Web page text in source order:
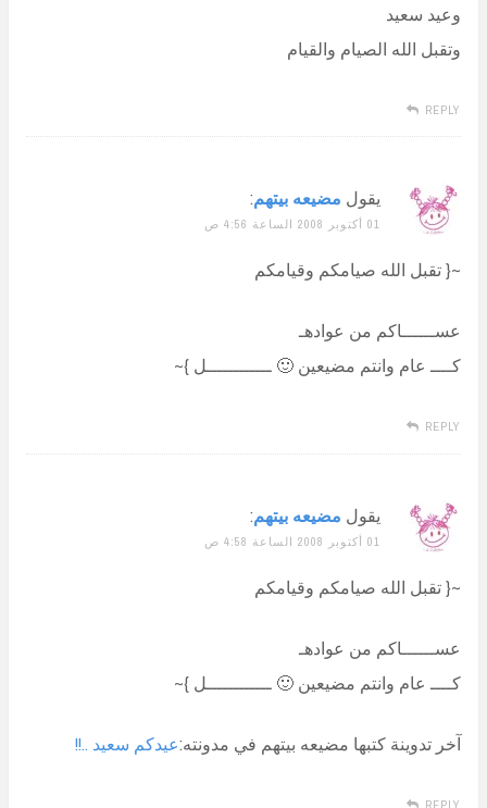
وعيد سعيد
وتقبل الله الصيام والقيام
REPLY
يقول مضيعه بيتهم:
01 أكتوبر 2008 الساعة 4:56 ص
~{ تقبل الله صيامكم وقيامكم
عســــــاكم من عوادهـ
كــــ عام وانتم مضيعين 🙂 ــــــــــــل }~
REPLY
يقول مضيعه بيتهم:
01 أكتوبر 2008 الساعة 4:58 ص
~{ تقبل الله صيامكم وقيامكم
عســــــاكم من عوادهـ
كــــ عام وانتم مضيعين 🙂 ــــــــــــل }~
آخر تدوينة كتبها مضيعه بيتهم في مدونته:عيدكم سعيد ..!!
REPLY